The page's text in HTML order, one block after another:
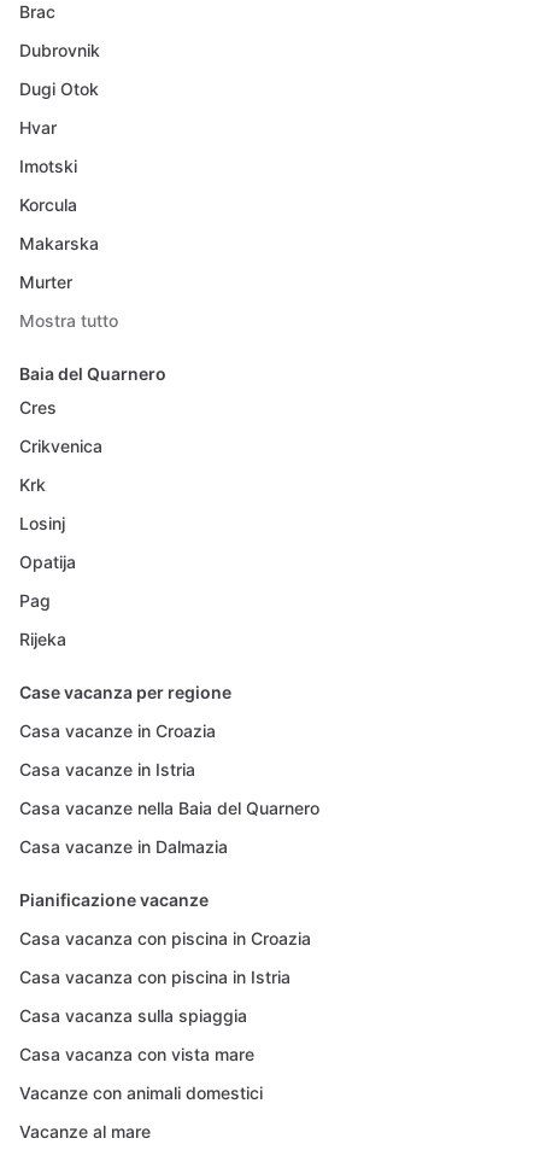
Brac
Dubrovnik
Dugi Otok
Hvar
Imotski
Korcula
Makarska
Murter
Mostra tutto
Baia del Quarnero
Cres
Crikvenica
Krk
Losinj
Opatija
Pag
Rijeka
Case vacanza per regione
Casa vacanze in Croazia
Casa vacanze in Istria
Casa vacanze nella Baia del Quarnero
Casa vacanze in Dalmazia
Pianificazione vacanze
Casa vacanza con piscina in Croazia
Casa vacanza con piscina in Istria
Casa vacanza sulla spiaggia
Casa vacanza con vista mare
Vacanze con animali domestici
Vacanze al mare